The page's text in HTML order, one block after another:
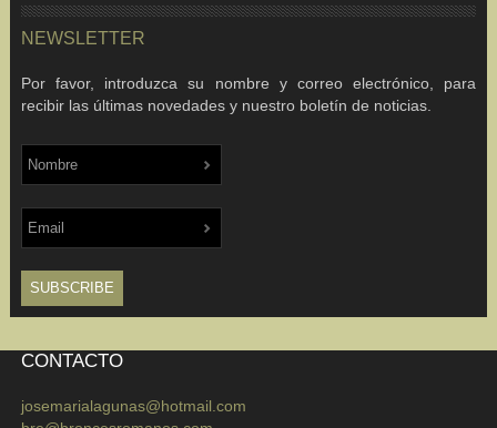
NEWSLETTER
Por favor, introduzca su nombre y correo electrónico, para
recibir las últimas novedades y nuestro boletín de noticias.
CONTACTO
josemarialagunas@hotmail.com